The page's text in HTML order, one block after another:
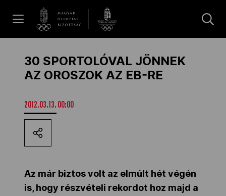
Hírek
Dakar 2026
Los Angeles 2028
30 SPORTOLÓVAL JÖNNEK
AZ OROSZOK AZ EB-RE
2012.03.13. 00:00
Az már biztos volt az elmúlt hét végén
is, hogy részvételi rekordot hoz majd a